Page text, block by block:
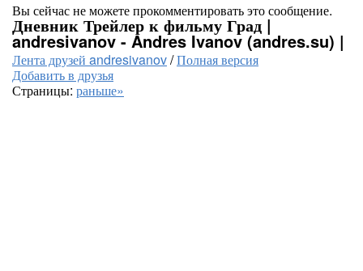
Вы сейчас не можете прокомментировать это сообщение.
Дневник Трейлер к фильму Град |
andresivanov - Andres Ivanov (andres.su) |
Лента друзей andresivanov/Полная версия
Добавить в друзья
Страницы: раньше»